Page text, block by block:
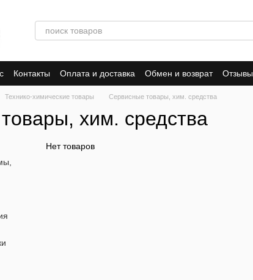
Контакты Оплата и доставка Обмен и возврат Отзывы
Технико-химические товары Сервисные товары, хим. средства
хим. средства
Нет товаров